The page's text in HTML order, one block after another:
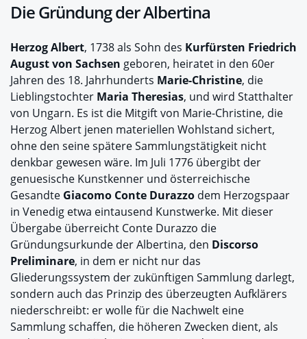
Die Gründung der Albertina
Herzog Albert, 1738 als Sohn des Kurfürsten Friedrich
August von Sachsen geboren, heiratet in den 60er
Jahren des 18. Jahrhunderts Marie-Christine, die
Lieblingstochter Maria Theresias, und wird Statthalter
von Ungarn. Es ist die Mitgift von Marie-Christine, die
Herzog Albert jenen materiellen Wohlstand sichert,
ohne den seine spätere Sammlungstätigkeit nicht
denkbar gewesen wäre. Im Juli 1776 übergibt der
genuesische Kunstkenner und österreichische
Gesandte Giacomo Conte Durazzo dem Herzogspaar
in Venedig etwa eintausend Kunstwerke. Mit dieser
Übergabe überreicht Conte Durazzo die
Gründungsurkunde der Albertina, den Discorso
Preliminare, in dem er nicht nur das
Gliederungssystem der zukünftigen Sammlung darlegt,
sondern auch das Prinzip des überzeugten Aufklärers
niederschreibt: er wolle für die Nachwelt eine
Sammlung schaffen, die höheren Zwecken dient, als